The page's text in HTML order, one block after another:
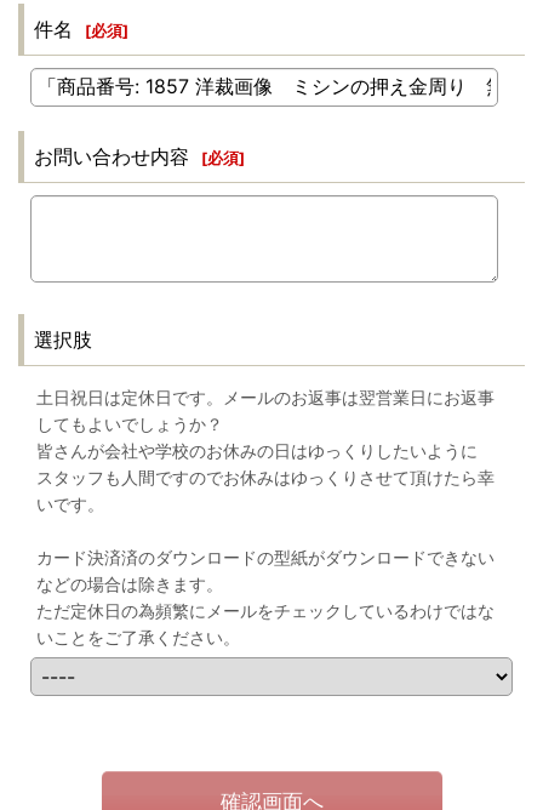
件名 [必須]
お問い合わせ内容 [必須]
選択肢
土日祝日は定休日です。メールのお返事は翌営業日にお返事
してもよいでしょうか？
皆さんが会社や学校のお休みの日はゆっくりしたいように
スタッフも人間ですのでお休みはゆっくりさせて頂けたら幸
いです。
カード決済済のダウンロードの型紙がダウンロードできない
などの場合は除きます。
ただ定休日の為頻繁にメールをチェックしているわけではな
いことをご了承ください。
確認画面へ